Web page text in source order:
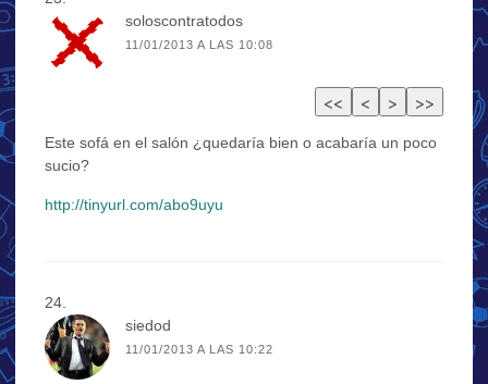
soloscontratodos
11/01/2013 A LAS 10:08
Este sofá en el salón ¿quedaría bien o acabaría un poco
sucio?
http://tinyurl.com/abo9uyu
siedod
11/01/2013 A LAS 10:22